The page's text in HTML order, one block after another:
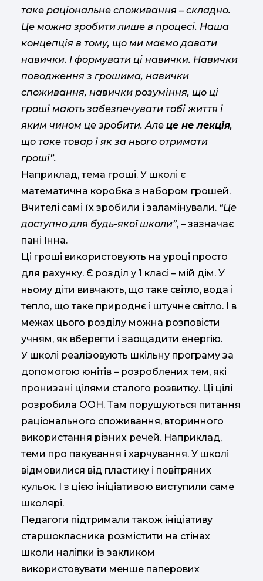
таке раціональне споживання – складно.
Це можна зробити лише в процесі. Наша
концепція в тому, що ми маємо давати
навички. І формувати ці навички. Навички
поводження з грошима, навички
споживання, навички розуміння, що ці
гроші мають забезпечувати тобі життя і
яким чином це зробити. Але це не лекція,
що таке товар і як за нього отримати
гроші”.
Наприклад, тема гроші. У школі є
математична коробка з набором грошей.
Вчителі самі їх зробили і заламінували. “Це
доступно для будь-якої школи”, – зазначає
пані Інна.
Ці гроші використовують на уроці просто
для рахунку. Є розділ у 1 класі – мій дім. У
ньому діти вивчають, що таке світло, вода і
тепло, що таке природнє і штучне світло. І в
межах цього розділу можна розповісти
учням, як вберегти і заощадити енергію.
У школі реалізовують шкільну програму за
допомогою юнітів – розроблених тем, які
пронизані цілями сталого розвитку. Ці цілі
розробила ООН. Там порушуються питання
раціонального споживання, вторинного
використання різних речей. Наприклад,
теми про пакування і харчування. У школі
відмовилися від пластику і повітряних
кульок. І з цією ініціативою виступили саме
школярі.
Педагоги підтримали також ініціативу
старшокласника розмістити на стінах
школи наліпки із закликом
використовувати менше паперових